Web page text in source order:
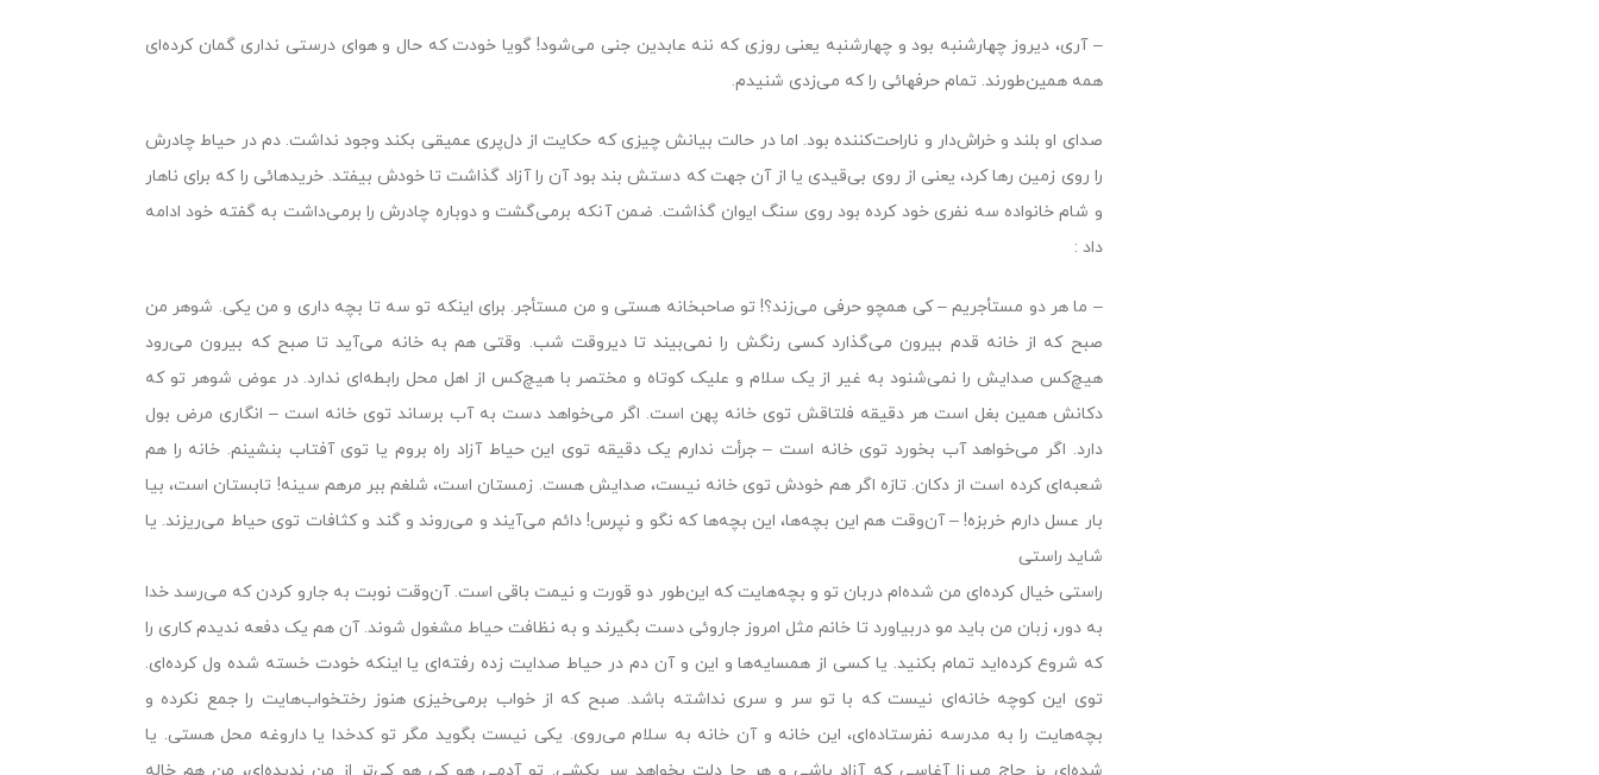
– آرى، دیروز چهارشنبه بود و چهارشنبه یعنى روزى که ننه عابدین جنى مى‌شود! گویا خودت که حال و هواى درستى ندارى گمان کرده‌اى
همه همین‌طورند. تمام حرفهائى را که مى‌زدى شنیدم.
صداى او بلند و خراش‌دار و ناراحت‌کننده بود. اما در حالت بیانش چیزى که حکایت از دل‌پرى عمیقى بکند وجود نداشت. دم در حیاط چادرش
را روى زمین رها کرد، یعنى از روى بى‌قیدى یا از آن جهت که دستش بند بود آن را آزاد گذاشت تا خودش بیفتد. خریدهائى را که براى ناهار
و شام خانواده سه نفرى خود کرده بود روى سنگ ایوان گذاشت. ضمن آنکه برمى‌گشت و دوباره چادرش را برمى‌داشت به گفته خود ادامه
داد :
– ما هر دو مستأجریم – کى همچو حرفى مى‌زند؟! تو صاحبخانه هستى و من مستأجر. براى اینکه تو سه تا بچه دارى و من یکى. شوهر من
صبح که از خانه قدم بیرون مى‌گذارد کسى رنگش را نمى‌بیند تا دیروقت شب. وقتى هم به خانه مى‌آید تا صبح که بیرون مى‌رود
هیچ‌کس صدایش را نمى‌شنود به غیر از یک سلام و علیک کوتاه و مختصر با هیچ‌کس از اهل محل رابطه‌اى ندارد. در عوض شوهر تو که
دکانش همین بغل است هر دقیقه فلتاقش توى خانه پهن است. اگر مى‌خواهد دست به آب برساند توى خانه است – انگارى مرض بول
دارد. اگر مى‌خواهد آب بخورد توى خانه است – جرأت ندارم یک دقیقه توى این حیاط آزاد راه بروم یا توى آفتاب بنشینم. خانه را هم
شعبه‌اى کرده است از دکان. تازه اگر هم خودش توى خانه نیست، صدایش هست. زمستان است، شلغم ببر مرهم سینه! تابستان است، بیا
بار عسل دارم خربزه! – آن‌وقت هم این بچه‌ها، این بچه‌ها که نگو و نپرس! دائم مى‌آیند و مى‌روند و گند و کثافات توى حیاط مى‌ریزند. یا
شاید راستى
راستى خیال کرده‌اى من شده‌ام دربان تو و بچه‌هایت که این‌طور دو قورت و نیمت باقى است. آن‌وقت نوبت به جارو کردن که مى‌رسد خدا
به دور، زبان من باید مو دربیاورد تا خانم مثل امروز جاروئى دست بگیرند و به نظافت حیاط مشغول شوند. آن هم یک دفعه ندیدم کارى را
که شروع کرده‌اید تمام بکنید. یا کسى از همسایه‌ها و این و آن دم در حیاط صدایت زده رفته‌اى یا اینکه خودت خسته شده ول کرده‌اى.
توى این کوچه خانه‌اى نیست که با تو سر و سرى نداشته باشد. صبح که از خواب برمى‌خیزى هنوز رختخواب‌هایت را جمع نکرده و
بچه‌هایت را به مدرسه نفرستاده‌اى، این خانه و آن خانه به سلام مى‌روى. یکى نیست بگوید مگر تو کدخدا یا داروغه محل هستى. یا